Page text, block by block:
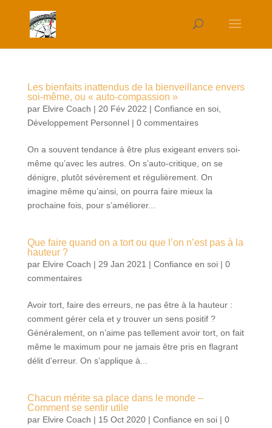
Les bienfaits inattendus de la bienveillance envers
soi-même, ou « auto-compassion »
par Elvire Coach | 20 Fév 2022 | Confiance en soi,
Développement Personnel| 0 commentaires
On a souvent tendance à être plus exigeant envers soi-
même qu’avec les autres. On s’auto-critique, on se
dénigre, plutôt sévèrement et régulièrement. On
imagine même qu’ainsi, on pourra faire mieux la
prochaine fois, pour s’améliorer...
Que faire quand on a tort ou que l’on n’est pas à la
hauteur ?
par Elvire Coach | 29 Jan 2021 | Confiance en soi| 0
commentaires
Avoir tort, faire des erreurs, ne pas être à la hauteur :
comment gérer cela et y trouver un sens positif ?
Généralement, on n’aime pas tellement avoir tort, on fait
même le maximum pour ne jamais être pris en flagrant
délit d’erreur. On s’applique à...
Chacun mérite sa place dans le monde –
Comment se sentir utile
par Elvire Coach | 15 Oct 2020| Confiance en soi| 0